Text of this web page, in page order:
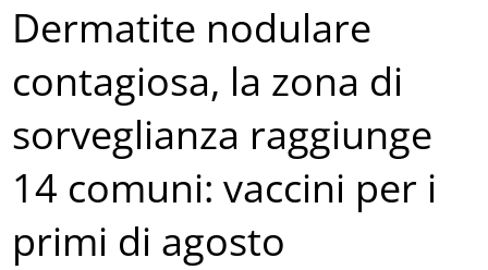
Dermatite nodulare
contagiosa, la zona di
sorveglianza raggiunge
14 comuni: vaccini per i
primi di agosto